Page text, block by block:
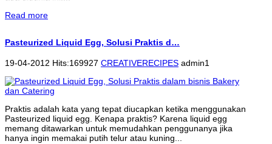
Read more
Pasteurized Liquid Egg, Solusi Praktis d…
19-04-2012 Hits:169927 CREATIVERECIPES admin1
Praktis adalah kata yang tepat diucapkan ketika menggunakan
Pasteurized liquid egg. Kenapa praktis? Karena liquid egg
memang ditawarkan untuk memudahkan penggunanya jika
hanya ingin memakai putih telur atau kuning...